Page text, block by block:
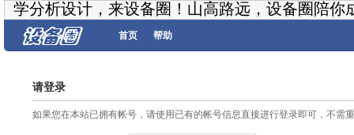
学分析设计，来设备圈！山高路远，设备圈陪你
首页 帮助
请登录
如果您在本站已拥有帐号，请使用已有的帐号信息直接进行登录即可，不需